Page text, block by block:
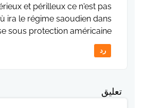
et périlleux ce n'est pas
ira le régime saoudien dans
sous protection américaine.
رد
تعليق